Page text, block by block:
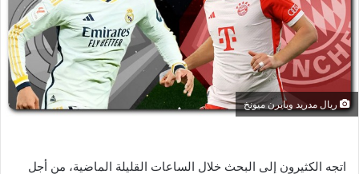
د
ا
إ
ل
ك
ريال مدريد وبايرن ميونخ
اتجه الكثيرون إلى البحث خلال الساعات القليلة الماضية، من أجل